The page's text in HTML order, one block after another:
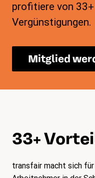
profitiere von
Vergünstigungen.
Mitglied
33+
transfair macht sich